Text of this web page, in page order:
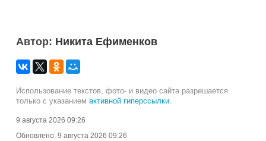
Автор: Никита Ефименков
Использование текстов, фото- и видео сайта разрешается
только с указанием активной гиперссылки
9 августа 2026 09:26
Обновлено: 9 августа 2026 09:26